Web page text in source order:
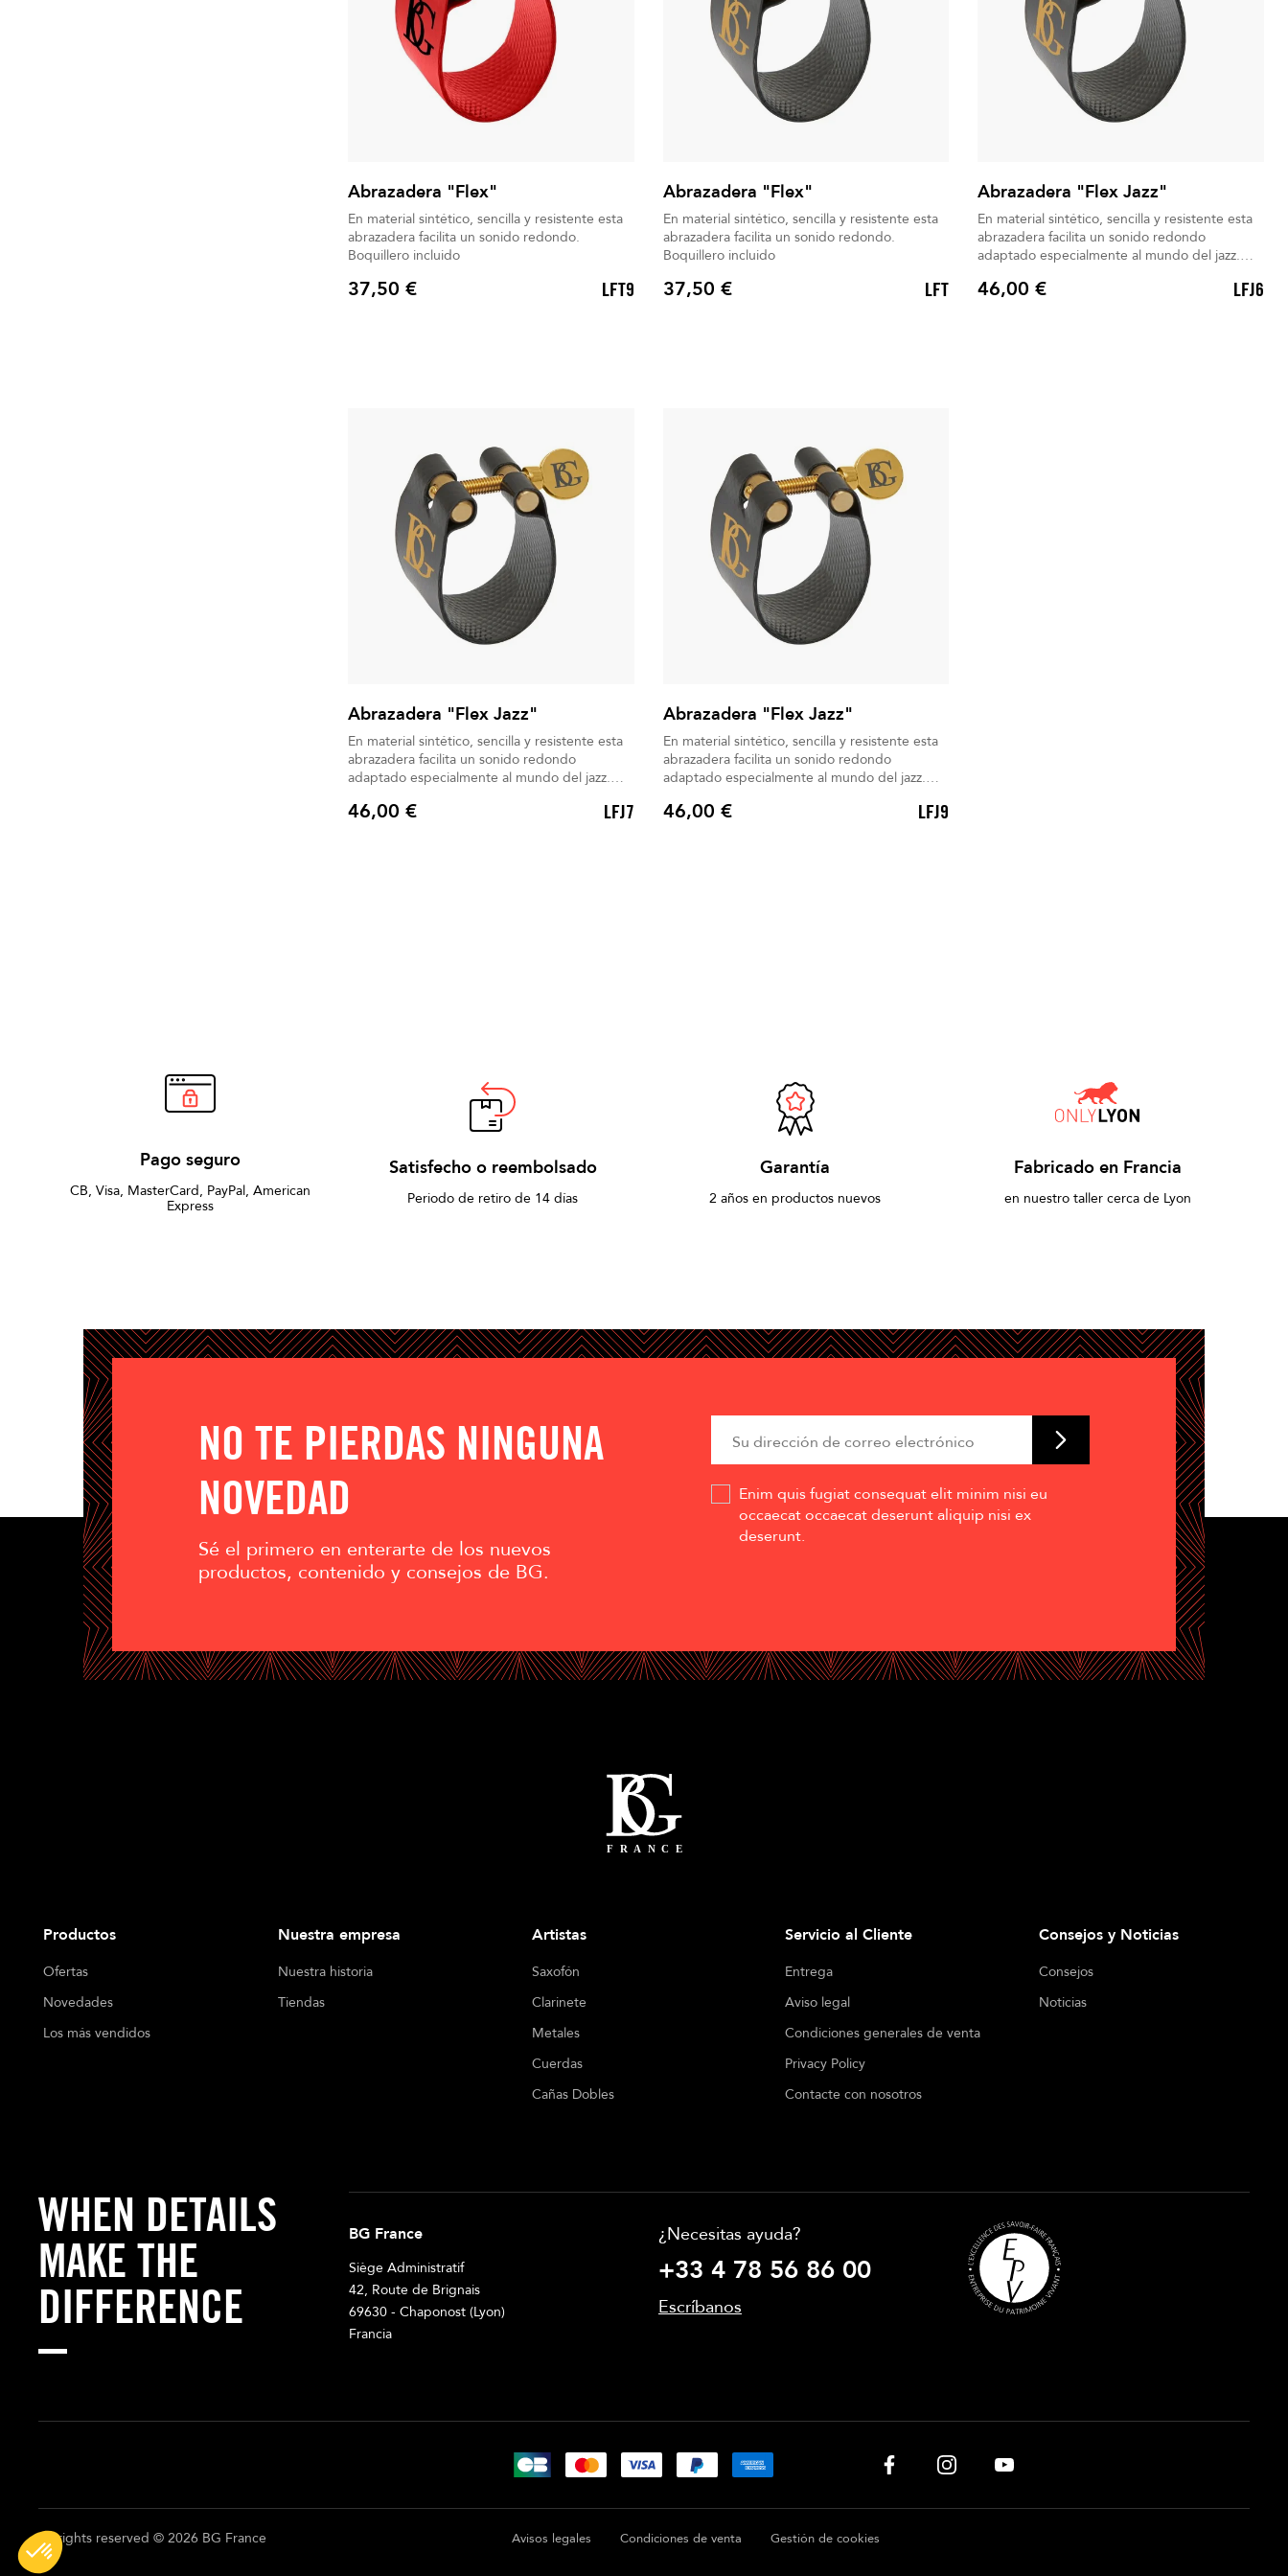
Abrazadera "Flex"
En material sintético, sencilla y resistente esta
abrazadera facilita un sonido redondo.
Boquillero incluido
Precio
37,50 € LFT9
Abrazadera "Flex"
En material sintético, sencilla y resistente esta
abrazadera facilita un sonido redondo.
Boquillero incluido
Precio
37,50 € LFT
Abrazadera "Flex Jazz"
En material sintético, sencilla y resistente esta
abrazadera facilita un sonido redondo
adaptado especialmente al mundo del jazz.
Precio
46,00 € LFJ6
Abrazadera "Flex Jazz"
En material sintético, sencilla y resistente esta
abrazadera facilita un sonido redondo
adaptado especialmente al mundo del jazz.
Precio
46,00 € LFJ7
Abrazadera "Flex Jazz"
En material sintético, sencilla y resistente esta
abrazadera facilita un sonido redondo
adaptado especialmente al mundo del jazz.
Precio
46,00 € LFJ9
Pago seguro
CB, Visa, MasterCard, PayPal, American
Express
Satisfecho o reembolsado
Periodo de retiro de 14 días
Garantía
2 años en productos nuevos
Fabricado en Francia
en nuestro taller cerca de Lyon
NO TE PIERDAS NINGUNA
NOVEDAD
Sé el primero en enterarte de los nuevos
productos, contenido y consejos de BG.
Enim quis fugiat consequat elit minim nisi eu
occaecat occaecat deserunt aliquip nisi ex
deserunt.
Productos
Ofertas
Novedades
Los más vendidos
Nuestra empresa
Nuestra historia
Tiendas
Artistas
Saxofón
Clarinete
Metales
Cuerdas
Cañas Dobles
Servicio al Cliente
Entrega
Aviso legal
Condiciones generales de venta
Privacy Policy
Contacte con nosotros
Consejos y Noticias
Consejos
Noticias
WHEN DETAILS
MAKE THE
DIFFERENCE
BG France
Siège Administratif
42, Route de Brignais
69630 - Chaponost (Lyon)
Francia
¿Necesitas ayuda?
+33 4 78 56 86 00
Escríbanos
All rights reserved © 2026 BG France Avisos legales Condiciones de venta Gestión de cookies